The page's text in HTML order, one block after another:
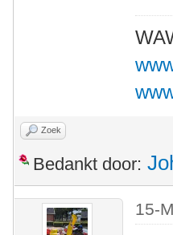
Zoek
Bedankt door:
15-